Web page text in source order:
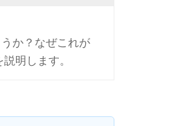
か？なぜこれが
明します。